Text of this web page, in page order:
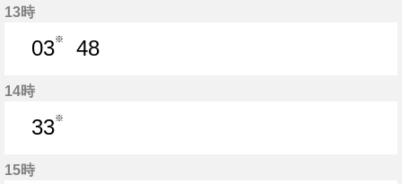
13時
03※
48
14時
33※
15時